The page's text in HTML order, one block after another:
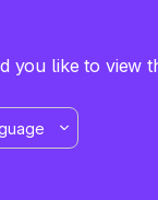
/ LEXIQUE
> Page settings >
you like to view